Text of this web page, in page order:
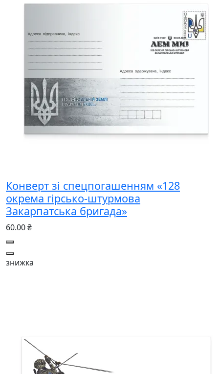
Конверт зі спецпогашенням «128
окрема гірсько-штурмова
Закарпатська бригада»
60.00 ₴
знижка